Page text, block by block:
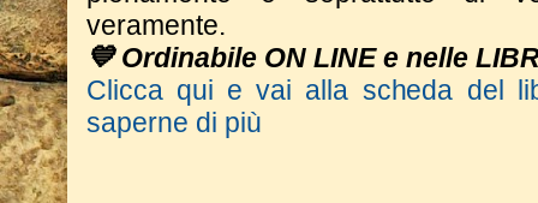
veramente.
💙 Ordinabile ON LINE e nelle
Clicca qui e vai alla scheda del
saperne di più